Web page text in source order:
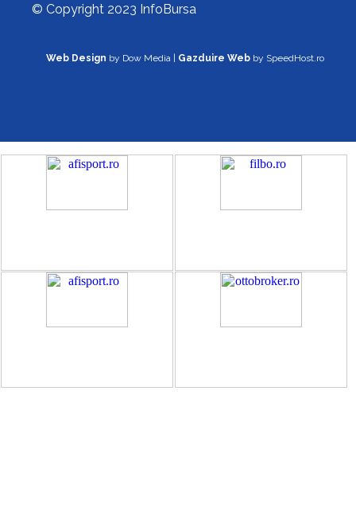
© Copyright 2023 InfoBursa
Web Design by Dow Media | Gazduire Web by SpeedHost.ro